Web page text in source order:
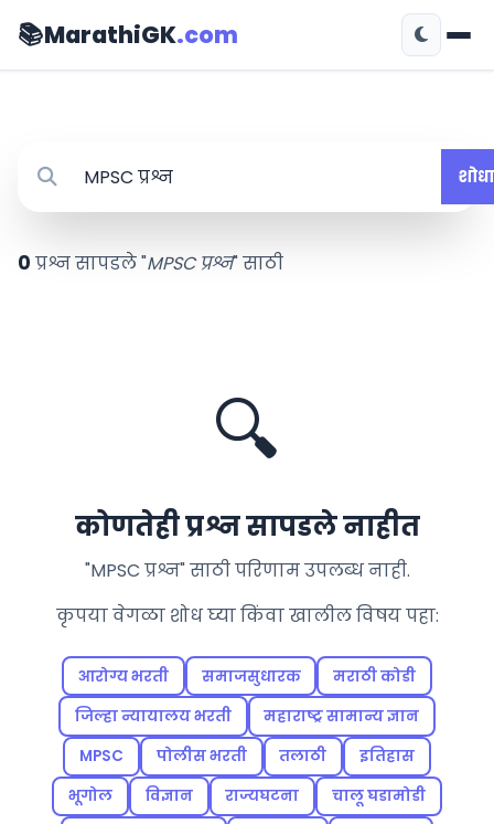
📚MarathiGK.com
शोधा
0 प्रश्न सापडले "MPSC प्रश्न" साठी
🔍
कोणतेही प्रश्न सापडले नाहीत
"MPSC प्रश्न" साठी परिणाम उपलब्ध नाही.
कृपया वेगळा शोध घ्या किंवा खालील विषय पहा:
आरोग्य भरती समाजसुधारक
मराठी कोडी
जिल्हा न्यायालय भरती
महाराष्ट्र सामान्य ज्ञान
MPSC
पोलीस भरती तलाठी
इतिहास
भूगोल
विज्ञान राज्यघटना
चालू घडामोडी